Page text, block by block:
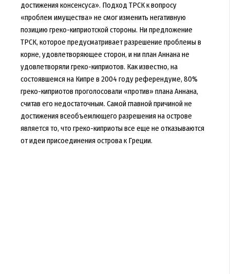
достижения консенсуса». Подход ТРСК к вопросу
«проблем имущества» не смог изменить негативную
позицию греко-киприотской стороны. Ни предложение
ТРСК, которое предусматривает разрешение проблемы в
корне, удовлетворяющее сторон, и ни план Аннана не
удовлетворяли греко-киприотов. Как известно, на
состоявшемся на Кипре в 2004 году референдуме, 80%
греко-киприотов проголосовали «против» плана Аннана,
считав его недостаточным. Самой главной причиной не
достижения всеобъемлющего разрешения на острове
является то, что греко-киприоты все еще не отказываются
от идеи присоединения острова к Греции.